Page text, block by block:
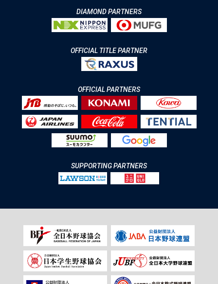
DIAMOND PARTNERS
OFFICIAL TITLE PARTNER
OFFICIAL PARTNERS
SUPPORTING PARTNERS